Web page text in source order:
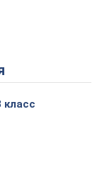
класс